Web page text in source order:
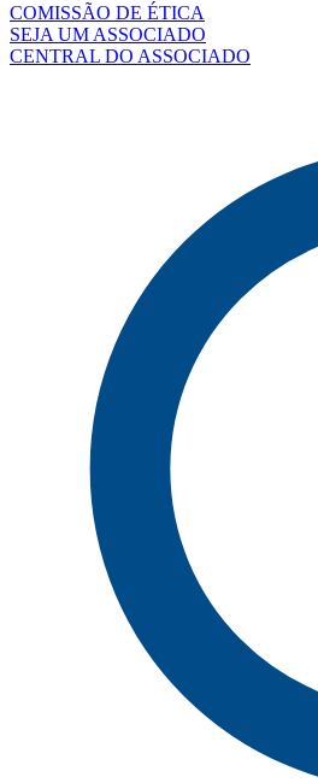
COMISSÃO DE ÉTICA
SEJA UM ASSOCIADO
CENTRAL DO ASSOCIADO